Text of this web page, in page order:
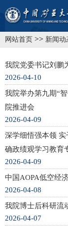
网站首页 >> 新闻动
我院党委书记刘鹏
2026-04-10
我院举办第九期“
院推进会
2026-04-09
深学细悟强本领
确政绩观学习教育
2026-04-09
中国AOPA低空经
2026-04-08
我院博士后科研流
2026-04-07